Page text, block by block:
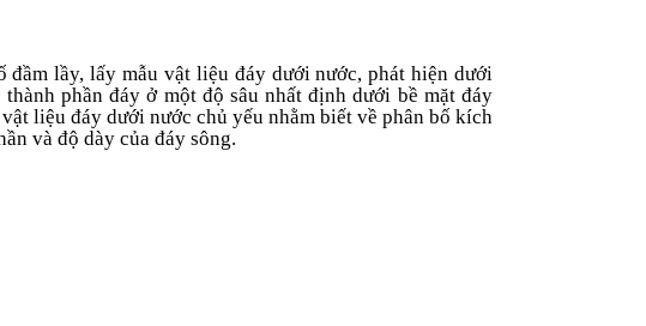
đầm lầy, lấy mẫu vật liệu đáy dưới nước, phát hiện dưới
phần đáy ở một độ sâu nhất định dưới bề mặt đáy
liệu đáy dưới nước chủ yếu nhằm biết về phân bố kích
và độ dày của đáy sông.